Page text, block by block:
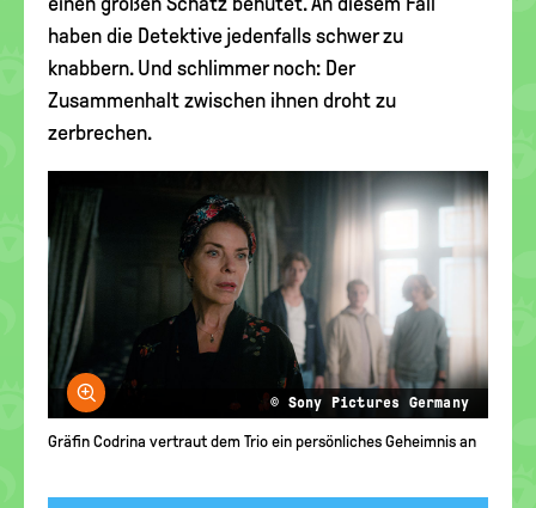
haben die Detektive jedenfalls schwer zu
knabbern. Und schlimmer noch: Der
Zusammenhalt zwischen ihnen droht zu
zerbrechen.
Bild vergrößern
© Sony Pictures Germany
Gräfin Codrina vertraut dem Trio ein persönliches Geheimnis an